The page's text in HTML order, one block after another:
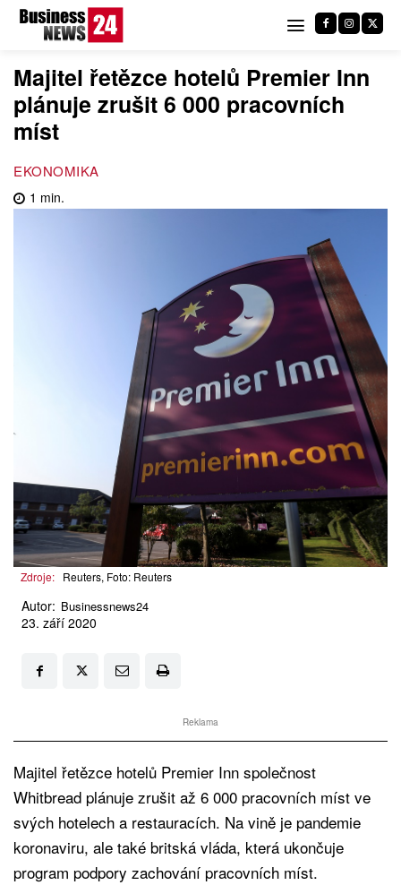
Majitel řetězce hotelů Premier Inn
plánuje zrušit 6 000 pracovních
míst
EKONOMIKA
1 min.
Zdroje: Reuters, Foto: Reuters
Autor: Businessnews24
23. září 2020
Reklama
Majitel řetězce hotelů Premier Inn společnost
Whitbread plánuje zrušit až 6 000 pracovních míst ve
svých hotelech a restauracích. Na vině je pandemie
koronaviru, ale také britská vláda, která ukončuje
program podpory zachování pracovních míst.